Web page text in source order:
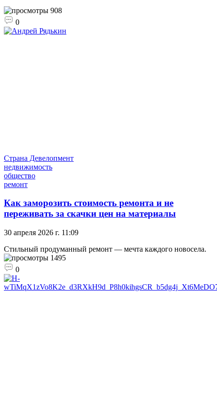
908
0
Страна Девелопмент
недвижимость
общество
ремонт
Как заморозить стоимость ремонта и не
переживать за скачки цен на материалы
30 апреля 2026 г. 11:09
Стильный продуманный ремонт — мечта каждого новосела.
1495
0